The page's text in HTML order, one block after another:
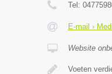
Tel:
E-mail ›
Website
Voeten